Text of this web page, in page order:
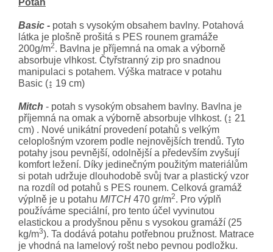
Potah
Basic - potah s vysokým obsahem bavlny. Potahová
látka je plošně prošitá s PES rounem gramáže
200g/m2. Bavlna je příjemná na omak a výborně
absorbuje vlhkost. Čtyřstranný zip pro snadnou
manipulaci s potahem. Výška matrace v potahu
Basic (↨ 19 cm)
Mitch - potah s vysokým obsahem bavlny. Bavlna je
příjemná na omak a výborně absorbuje vlhkost. (↨ 21
cm) . Nové unikátní provedení potahů s velkým
celoplošným vzorem podle nejnovějších trendů. Tyto
potahy jsou pevnější, odolnější a především zvyšují
komfort ležení. Díky jedinečným použitým materiálům
si potah udržuje dlouhodobě svůj tvar a plastický vzor
na rozdíl od potahů s PES rounem. Celková gramáž
výplně je u potahu MITCH 470 gr/m2. Pro výplň
používáme speciální, pro tento účel vyvinutou
elastickou a prodyšnou pěnu s vysokou gramáží (25
kg/m3). Ta dodává potahu potřebnou pružnost. Matrace
je vhodná na lamelový rošt nebo pevnou podložku.